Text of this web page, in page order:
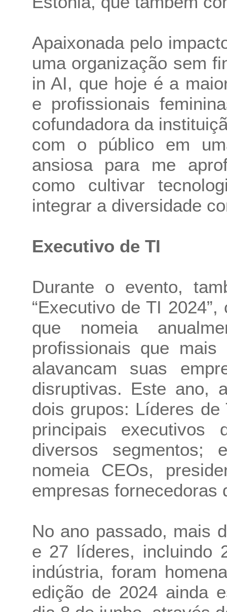
Apaixonada pelo
uma organização sem
in AI, que hoje é a
e profissionais
cofundadora da
com o público em
ansiosa para me
como cultivar
integrar a diversidade
Executivo de TI
Durante o evento,
“Executivo de TI
que nomeia
profissionais que
alavancam suas
disruptivas. Este ano,
dois grupos: Líderes
principais
diversos segmentos;
nomeia CEOs,
empresas fornecedoras
No ano passado, mais
e 27 líderes, incluindo
indústria, foram
edição de 2024 ainda